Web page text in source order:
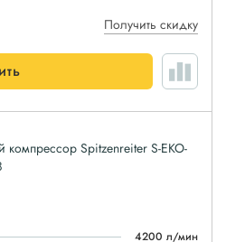
Получить скидку
компрессор Spitzenreiter S-EKO-
4200 л/мин